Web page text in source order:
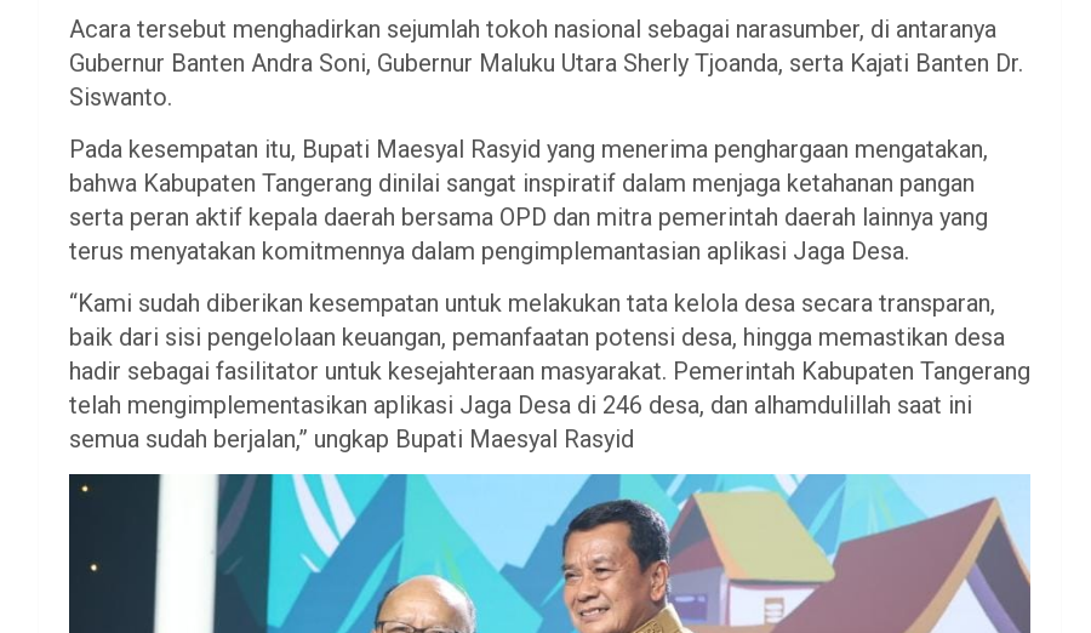
Acara tersebut menghadirkan sejumlah tokoh nasional sebagai narasumber, di antaranya
Gubernur Banten Andra Soni, Gubernur Maluku Utara Sherly Tjoanda, serta Kajati Banten Dr.
Siswanto.
Pada kesempatan itu, Bupati Maesyal Rasyid yang menerima penghargaan mengatakan,
bahwa Kabupaten Tangerang dinilai sangat inspiratif dalam menjaga ketahanan pangan
serta peran aktif kepala daerah bersama OPD dan mitra pemerintah daerah lainnya yang
terus menyatakan komitmennya dalam pengimplemantasian aplikasi Jaga Desa.
“Kami sudah diberikan kesempatan untuk melakukan tata kelola desa secara transparan,
baik dari sisi pengelolaan keuangan, pemanfaatan potensi desa, hingga memastikan desa
hadir sebagai fasilitator untuk kesejahteraan masyarakat. Pemerintah Kabupaten Tangerang
telah mengimplementasikan aplikasi Jaga Desa di 246 desa, dan alhamdulillah saat ini
semua sudah berjalan,” ungkap Bupati Maesyal Rasyid